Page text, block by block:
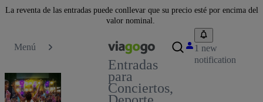
La reventa de las entradas puede conllevar que su precio esté por encima del
valor nominal.
Menú
Entradas
para
Conciertos,
1 new
notification